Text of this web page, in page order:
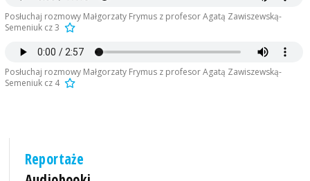
Posłuchaj rozmowy Małgorzaty Frymus z profesor Agatą Zawiszewską-
Semeniuk cz 3
Posłuchaj rozmowy Małgorzaty Frymus z profesor Agatą Zawiszewską-
Semeniuk cz 4
Reportaże